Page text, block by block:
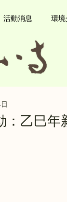
活動消息 環
：乙巳年